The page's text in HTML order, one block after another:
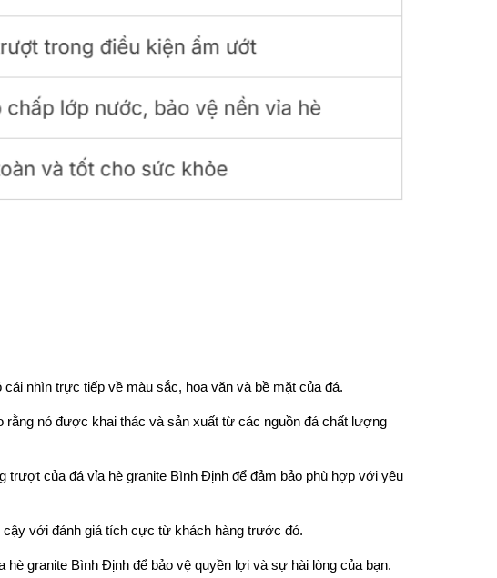
nhìn trực tiếp về màu sắc, hoa văn và bề mặt của đá.
nó được khai thác và sản xuất từ các nguồn đá chất lượng
của đá vỉa hè granite Bình Định để đảm bảo phù hợp với yêu
với đánh giá tích cực từ khách hàng trước đó.
granite Bình Định để bảo vệ quyền lợi và sự hài lòng của bạn.